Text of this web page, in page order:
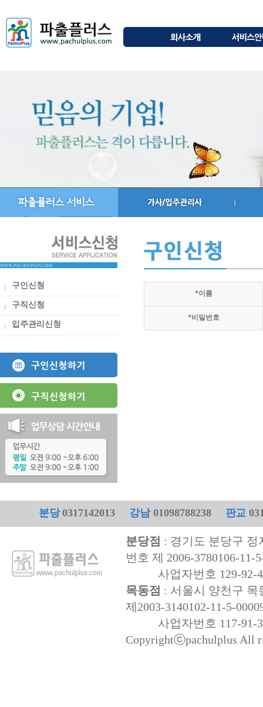
구인신청
구직신청
입주관리신청
*이름
*비밀번호
분당0317142013 강남01098788238 판교
분당점 : 경기도 분당구 정
번호 제 2006-3780106-11-
사업자번호 129-92-
목동점 : 서울시 양천구 목
제2003-3140102-11-5-
사업자번호 117-91-
Copyrightⓒpachulplus All